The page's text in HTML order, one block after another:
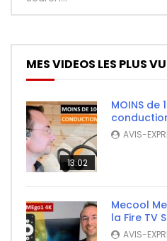
MES VIDEOS LES PLUS
13:02
MOINS
AVIS-
Mecool
la Fire TV
AVIS-